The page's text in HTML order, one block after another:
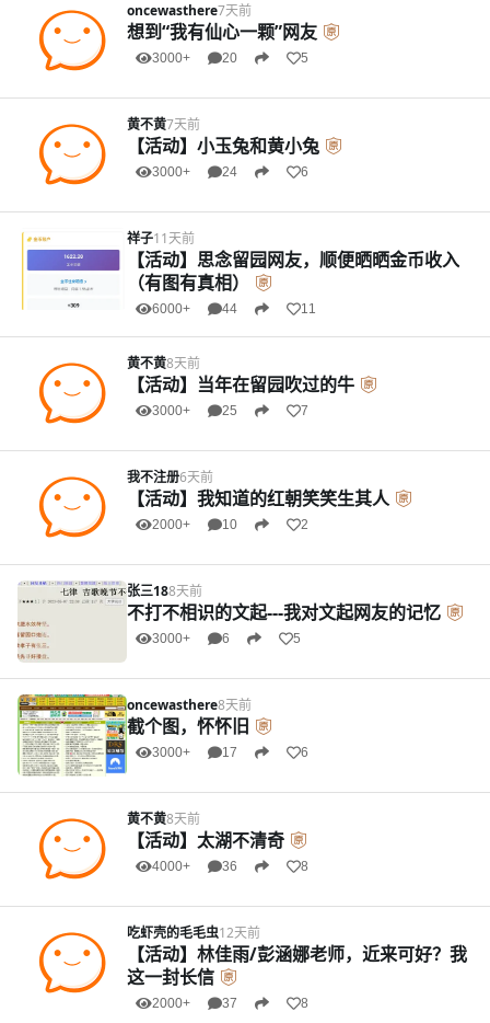
oncewasthere7天前
想到“我有仙心一颗”网友
3000+ 20 5
黄不黄7天前
【活动】小玉兔和黄小兔
3000+ 24 6
祥子11天前
【活动】思念留园网友，顺便晒晒金币收入
（有图有真相）
6000+ 44 11
黄不黄8天前
【活动】当年在留园吹过的牛
3000+ 25 7
我不注册6天前
【活动】我知道的红朝笑笑生其人
2000+ 10 2
张三188天前
不打不相识的文起---我对文起网友的记忆
3000+ 6 5
oncewasthere8天前
截个图，怀怀旧
3000+ 17 6
黄不黄8天前
【活动】太湖不清奇
4000+ 36 8
吃虾壳的毛毛虫12天前
【活动】林佳雨/彭涵娜老师，近来可好？我
这一封长信
2000+ 37 8